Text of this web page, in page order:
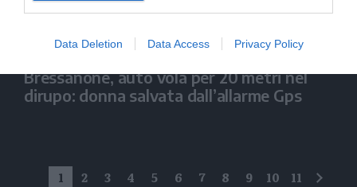
Data Deletion Data Access Privacy Policy
Bressanone, auto vola per 20 metri nel
dirupo: donna salvata dall’allarme Gps
1 2 3 4 5 6 7 8 9 10 11